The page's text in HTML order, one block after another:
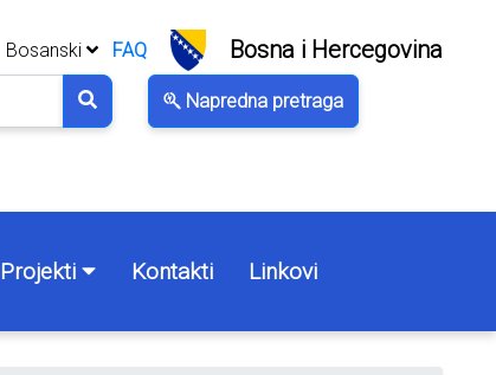
Napredna pretraga
Bosanski FAQ Bosna i Hercegovina
Projekti Kontakti Linkovi